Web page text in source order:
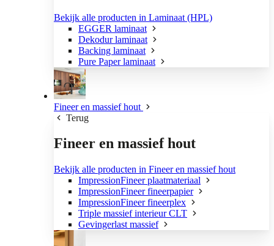
Bekijk alle producten in Laminaat (HPL)
EGGER laminaat
Dekodur laminaat
Backing laminaat
Pure Paper laminaat
Fineer en massief hout
Terug
Fineer en massief hout
Bekijk alle producten in Fineer en massief hout
ImpressionFineer plaatmateriaal
ImpressionFineer fineerpapier
ImpressionFineer fineerplex
Triple massief interieur CLT
Gevingerlast massief